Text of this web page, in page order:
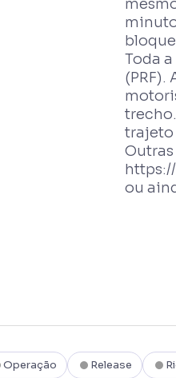
Toda
trajeto
ou
Operação Release